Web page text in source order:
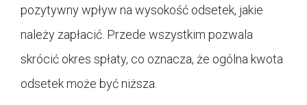
pozytywny wpływ na wysokość odsetek, jakie
należy zapłacić. Przede wszystkim pozwala
skrócić okres spłaty, co oznacza, że ogólna kwota
odsetek może być niższa.